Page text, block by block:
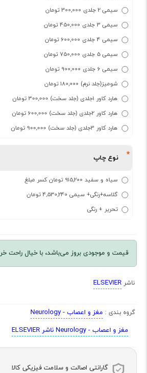
سیمی 2 جلدی 300,000 تومان
سیمی 3 جلدی 450,000 تومان
سیمی 4 جلدی 600,000 تومان
سیمی 5 جلدی 750,000 تومان
سیمی 6 جلدی 900,000 تومان
شومیز(جلد نرم) 180,000 تومان
هارد کاور 1جلدی (جلد سخت) 300,000 تومان
هارد کاور 2جلدی (جلد سخت) 600,000 تومان
هارد کاور 3جلدی (جلد سخت) 900,000 تومان
نوع چاپ
سیاه و سفید 915,200 تومان کسر مبلغ
گلاسه+رنگی+ سیمی 4,530,240 تومان
تحریر + رنگی
قیمت و موجودی بروز می‌باشد، با خیال راحت
ناشر ELSEVIER
گروه بندی : مغز و اعصاب - Neurology
مغز و اعصاب - Neurology ناشر ELSEVIER
گارانتی اصالت و سلامت فیزیکی کالا